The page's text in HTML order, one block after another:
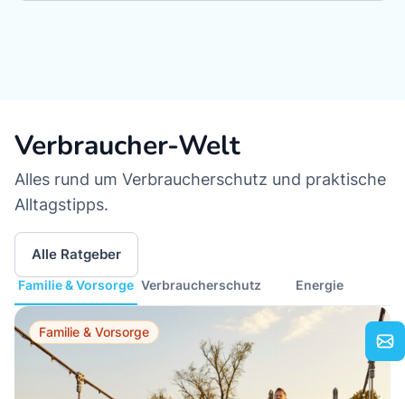
Verbraucher-Welt
Alles rund um Verbraucherschutz und praktische
Alltagstipps.
Alle Ratgeber
Familie & Vorsorge Verbraucherschutz Energie
Familie & Vorsorge